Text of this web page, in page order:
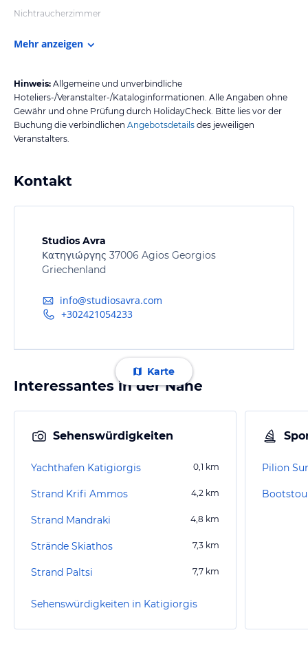
Nichtraucherzimmer
Mehr anzeigen
Hinweis: Allgemeine und unverbindliche
Hoteliers-/Veranstalter-/Kataloginformationen. Alle Angaben ohne
Gewähr und ohne Prüfung durch HolidayCheck. Bitte lies vor der
Buchung die verbindlichen Angebotsdetails des jeweiligen
Veranstalters.
Kontakt
Studios Avra
Κατηγιώργης 37006 Agios Georgios
Griechenland
info@studiosavra.com
+302421054233
Karte
Interessantes in der Nähe
Sehenswürdigkeiten
Yachthafen Katigiorgis 0,1 km
Strand Krifi Ammos 4,2 km
Strand Mandraki 4,8 km
Strände Skiathos 7,3 km
Strand Paltsi 7,7 km
Sehenswürdigkeiten in Katigiorgis
Pilion